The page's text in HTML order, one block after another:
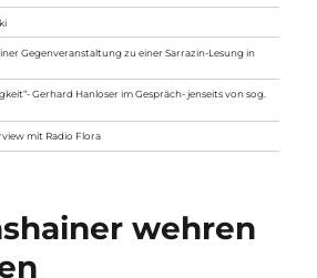
Gegenveranstaltung zu einer Sarrazin-Lesung in
Gerhard Hanloser im Gespräch- jenseits von sog.
mit Radio Flora
wehren